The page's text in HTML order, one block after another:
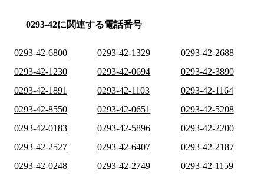
0293-42に関連する電話番号
0293-42-6800 0293-42-1329
0293-42-2688
0293-42-1230
0293-42-0694
0293-42-3890
0293-42-1891
0293-42-1103
0293-42-1164
0293-42-8550
0293-42-0651
0293-42-5208
0293-42-0183
0293-42-5896
0293-42-2200
0293-42-2527
0293-42-6407
0293-42-2187
0293-42-0248
0293-42-2749
0293-42-1159